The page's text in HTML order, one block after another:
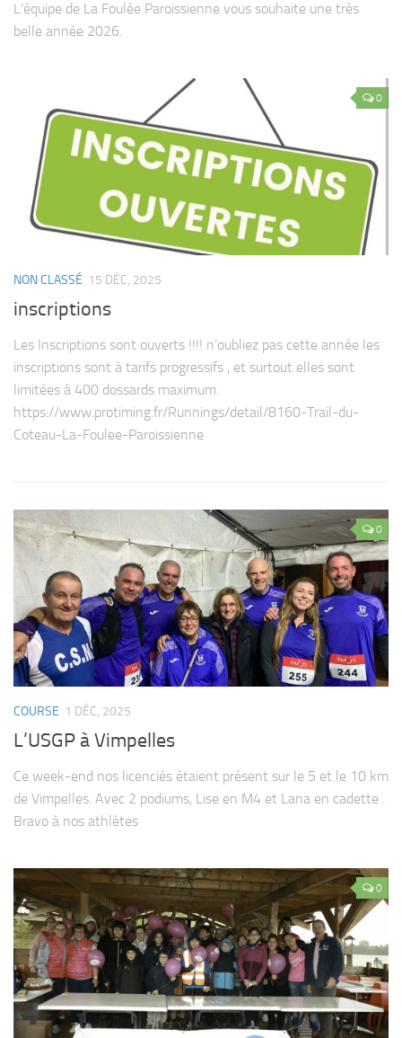
L’équipe de La Foulée Paroissienne vous souhaite une très
belle année 2026.
0
NON CLASSÉ 15 DÉC, 2025
inscriptions
Les Inscriptions sont ouverts !!!! n’oubliez pas cette année les
inscriptions sont à tarifs progressifs , et surtout elles sont
limitées à 400 dossards maximum.
https://www.protiming.fr/Runnings/detail/8160-Trail-du-
Coteau-La-Foulee-Paroissienne
0
COURSE 1 DÉC, 2025
L’USGP à Vimpelles
Ce week-end nos licenciés étaient présent sur le 5 et le 10 km
de Vimpelles. Avec 2 podiums, Lise en M4 et Lana en cadette .
Bravo à nos athlètes
0